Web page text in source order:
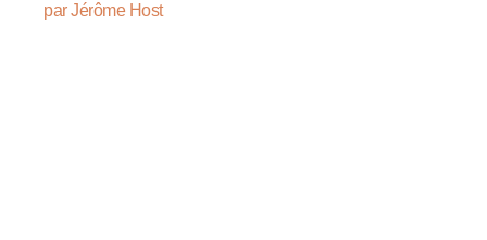
par Jérôme Host